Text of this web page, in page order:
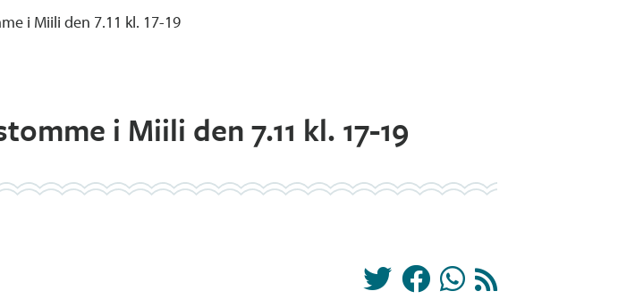
i Miili den 7.11 kl. 17-19
i Miili den 7.11 kl. 17-19